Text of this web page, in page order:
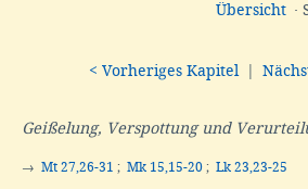
Übersicht ·
< Vorheriges Kapitel
Geißelung, Verspottung und
→ Mt 27,26-31 ; Mk 15,15-20 ; Lk 23,23-25